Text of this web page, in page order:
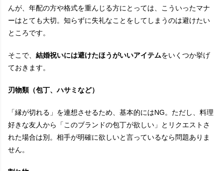
んが、年配の方や格式を重んじる方にとっては、こういったマナ
ーはとても大切。知らずに失礼なことをしてしまうのは避けたい
ところです。
そこで、 結婚祝いには避けたほうがいいアイテムをいくつか挙げ
ておきます。
刃物類（包丁、ハサミなど）
「縁が切れる」を連想させるため、基本的にはNG。ただし、料理
好きな友人から「このブランドの包丁が欲しい」とリクエストさ
れた場合は別。相手が明確に欲しいと言っているなら問題ありま
せん。